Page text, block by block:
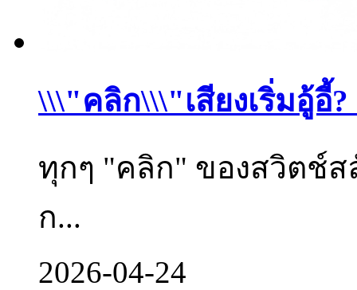
\\\"คลิก\\\"เสียงเริ่มอู้อี้?
ทุกๆ "คลิก" ของสวิตช์
ก...
2026-04-24